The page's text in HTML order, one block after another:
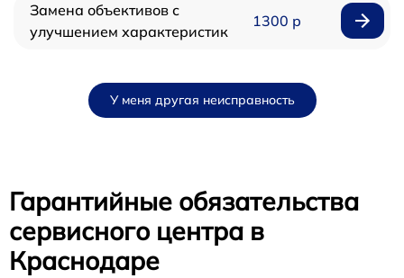
Замена объективов с
улучшением характеристик
1300 р
У меня другая неисправность
Гарантийные обязательства
сервисного центра в
Краснодаре